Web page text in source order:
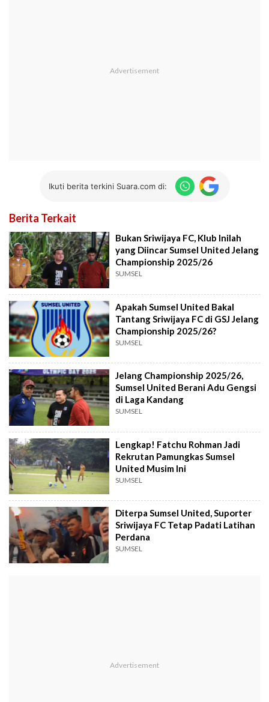
Ikuti berita terkini Suara.com di:
Berita Terkait
Bukan Sriwijaya FC, Klub Inilah
yang Diincar Sumsel United Jelang
Championship 2025/26
SUMSEL
Apakah Sumsel United Bakal
Tantang Sriwijaya FC di GSJ Jelang
Championship 2025/26?
SUMSEL
Jelang Championship 2025/26,
Sumsel United Berani Adu Gengsi
di Laga Kandang
SUMSEL
Lengkap! Fatchu Rohman Jadi
Rekrutan Pamungkas Sumsel
United Musim Ini
SUMSEL
Diterpa Sumsel United, Suporter
Sriwijaya FC Tetap Padati Latihan
Perdana
SUMSEL